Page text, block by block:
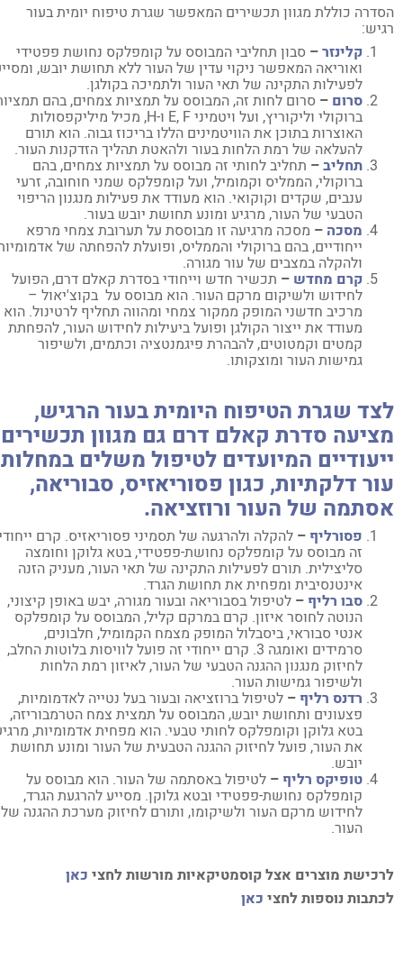
כוללת מגוון תכשירים המאפשר שגרת טיפוח יומית בעור
קלינזר–סבון תחליבי המבוסס על קומפלקס נחושת פפטידי
ואוריאה המאפשר ניקוי עדין של העור ללא תחושת יובש, ומסייע
לפעילות התקינה של תאי העור ולתמיכה בקולגן.
סרום–סרום לחות זה, המבוסס על תמציות צמחים, בהם תמציות
ברוקולי וליקוריץ, ועל ויטמיני E, F ו-H, מכיל מיליקפסולות
האוצרות בתוכן את הוויטמינים הללו בריכוז גבוה. הוא תורם
להעלאה של רמת הלחות בעור ולהאטת תהליך הזדקנות העור.
תחליב–תחליב לחותי זה מבוסס על תמציות צמחים, בהם
ברוקולי, הממליס וקמומיל, ועל קומפלקס שמני חוחובה, זרעי
ענבים, שקדים וקוקואי. הוא מעודד את פעילות מנגנון הריפוי
הטבעי של העור, מרגיע ומונע תחושת יובש בעור.
מסכה–מסכה מרגיעה זו מבוססת על תערובת צמחי מרפא
ייחודיים, בהם ברוקולי והממליס, ופועלת להפחתה של אדמומיות
ולהקלה במצבים של עור מגורה.
קרם מחדש–תכשיר חדש וייחודי בסדרת קאלם דרם, הפועל
לחידוש ולשיקום מרקם העור. הוא מבוסס על בקוצ'יאול –
מרכיב חדשני המופק ממקור צמחי ומהווה תחליף לרטינול. הוא
מעודד את ייצור הקולגן ופועל ביעילות לחידוש העור, להפחתת
קמטים וקמטוטים, להבהרת פיגמנטציה וכתמים, ולשיפור
גמישות העור ומוצקותו.
שגרת הטיפוח היומית בעור הרגיש,
סדרת קאלם דרם גם מגוון תכשירים
המיועדים לטיפול משלים במחלות
דלקתיות, כגון פסוריאזיס, סבוריאה,
של העור ורוזציאה.
פסורליף–להקלה ולהרגעה של תסמיני פסוריאזיס. קרם ייחודי
זה מבוסס על קומפלקס נחושת-פפטידי, בטא גלוקן וחומצה
סליצילית. תורם לפעילות התקינה של תאי העור, מעניק הזנה
אינטנסיבית ומפחית את תחושת הגרד.
סבו רליף–לטיפול בסבוריאה ובעור מגורה, יבש באופן קיצוני,
הנוטה לחוסר איזון. קרם במרקם קליל, המבוסס על קומפלקס
אנטי סבוראי, ביסבלול המופק מצמח הקמומיל, חלבונים,
סרמידים ואומגה 3. קרם ייחודי זה פועל לוויסות בלוטות החלב,
לחיזוק מנגנון ההגנה הטבעי של העור, לאיזון רמת הלחות
ולשיפור גמישות העור.
רדנס רליף–לטיפול ברוזציאה ובעור בעל נטייה לאדמומיות,
פצעונים ותחושת יובש, המבוסס על תמצית צמח הטרמבוריזה,
בטא גלוקן וקומפלקס לחותי טבעי. הוא מפחית אדמומיות, מרגיע
את העור, פועל לחיזוק ההגנה הטבעית של העור ומונע תחושת
יובש.
טופיקס רליף–לטיפול באסתמה של העור. הוא מבוסס על
קומפלקס נחושת-פפטידי ובטא גלוקן. מסייע להרגעת הגרד,
לחידוש מרקם העור ולשיקומו, ותורם לחיזוק מערכת ההגנה של
העור.
מוצרים אצל קוסמטיקאיות מורשות לחציכאן
נוספות לחציכאן